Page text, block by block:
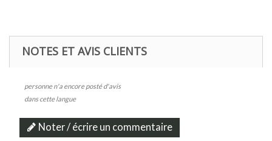
NOTES ET AVIS CLIENTS
personne n'a encore posté d'avis
dans cette langue
Noter / écrire un commentaire